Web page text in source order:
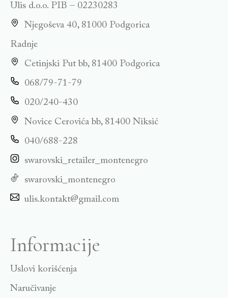
Ulis d.o.o. PIB – 02230283
Njegoševa 40, 81000 Podgorica
Radnje
Cetinjski Put bb, 81400 Podgorica
068/79-71-79
020/240-430
Novice Cerovića bb, 81400 Niksić
040/688-228
swarovski_retailer_montenegro
swarovski_montenegro
ulis.kontakt@gmail.com
Informacije
Uslovi korišćenja
Naručivanje